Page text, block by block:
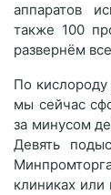
аппаратов
также 100
развернём
По
мы сейчас
за минусом
Девять
клиниках